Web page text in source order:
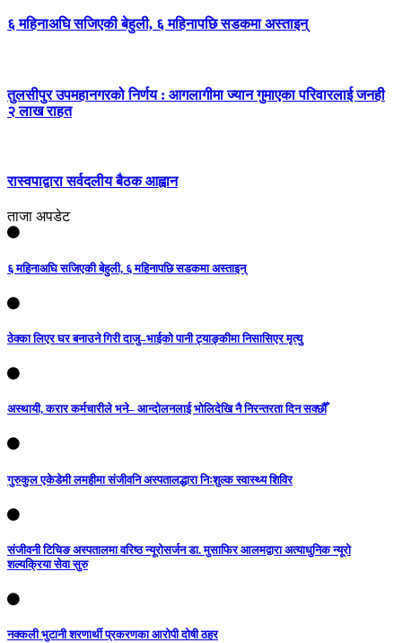
६ महिनाअघि सजिएकी बेहुली, ६ महिनापछि सडकमा अस्ताइन्
तुलसीपुर उपमहानगरको निर्णय : आगलागीमा ज्यान गुमाएका परिवारलाई जनही
२ लाख राहत
रास्वपाद्वारा सर्वदलीय बैठक आह्वान
ताजा अपडेट
६ महिनाअघि सजिएकी बेहुली, ६ महिनापछि सडकमा अस्ताइन्
ठेक्का लिएर घर बनाउने गिरी दाजु–भाईको पानी ट्याङ्कीमा निसासिएर मृत्यु
अस्थायी, करार कर्मचारीले भने– आन्दोलनलाई भोलिदेखि नै निरन्तरता दिन सक्छौँ
गुरुकुल एकेडेमी लमहीमा संजीवनि अस्पतालद्धारा निःशुल्क स्वास्थ्य शिविर
संजीवनी टिचिङ अस्पतालमा वरिष्ठ न्यूरोसर्जन डा. मुसाफिर आलमद्वारा अत्याधुनिक न्यूरो
शल्यक्रिया सेवा सुरु
नक्कली भुटानी शरणार्थी प्रकरणका आरोपी दोषी ठहर